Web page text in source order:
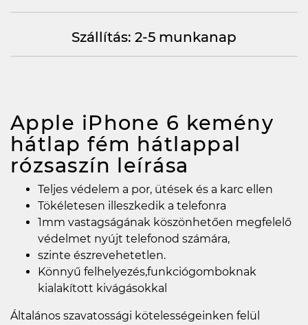
Szállítás: 2-5 munkanap
Apple iPhone 6 kemény
hátlap fém hátlappal
rózsaszín leírása
Teljes védelem a por, ütések és a karc ellen
Tökéletesen illeszkedik a telefonra
1mm vastagságának köszönhetően megfelelő
védelmet nyújt telefonod számára,
szinte észrevehetetlen.
Könnyű felhelyezés,funkciógomboknak
kialakított kivágásokkal
Általános szavatossági kötelességeinken felül